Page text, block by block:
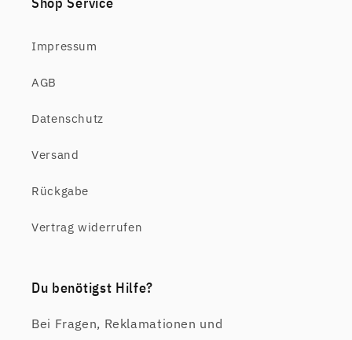
Impressum
AGB
Datenschutz
Versand
Rückgabe
Vertrag widerrufen
Du benötigst Hilfe?
Bei Fragen, Reklamationen und